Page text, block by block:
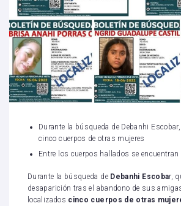
Durante la búsqueda de Debanhi
cinco cuerpos de otras mujeres
Entre los cuerpos hallados se encuentran
Durante la búsqueda de Debanhi Escobar,
desaparición tras el abandono de sus
localizados cinco cuerpos de otras